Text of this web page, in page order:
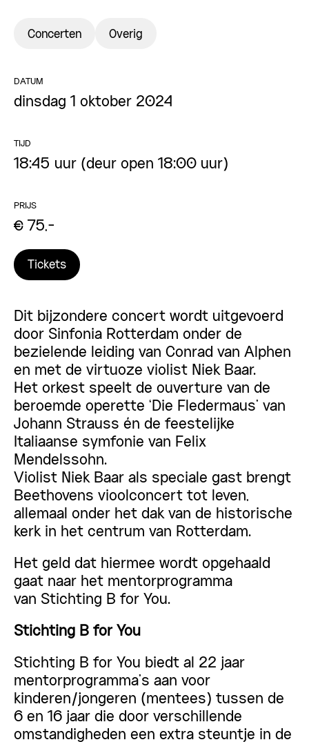
Concerten Overig
DATUM
dinsdag 1 oktober 2024
TIJD
18:45 uur (deur open 18:00 uur)
PRIJS
€ 75,-
Tickets
Dit bijzondere concert wordt uitgevoerd
door Sinfonia Rotterdam onder de
bezielende leiding van Conrad van Alphen
en met de virtuoze violist Niek Baar.
Het orkest speelt de ouverture van de
beroemde operette ‘Die Fledermaus’ van
Johann Strauss én de feestelijke
Italiaanse symfonie van Felix
Mendelssohn.
Violist Niek Baar als speciale gast brengt
Beethovens vioolconcert tot leven,
allemaal onder het dak van de historische
kerk in het centrum van Rotterdam.
Het geld dat hiermee wordt opgehaald
gaat naar het mentorprogramma
van Stichting B for You.
Stichting B for You
Stichting B for You biedt al 22 jaar
mentorprogramma’s aan voor
kinderen/jongeren (mentees) tussen de
6 en 16 jaar die door verschillende
omstandigheden een extra steuntje in de